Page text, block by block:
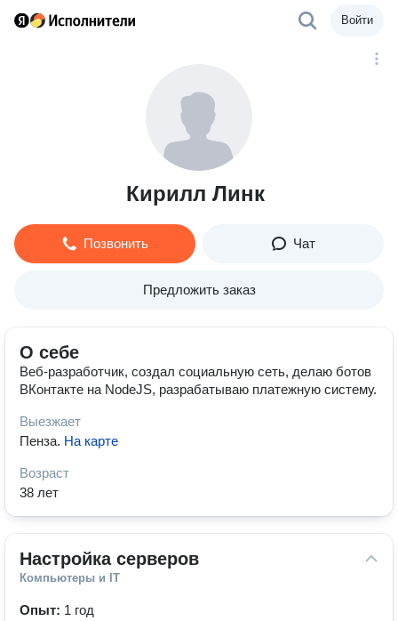
Войти
Кирилл Линк
Позвонить Чат
Предложить заказ
О себе
Веб-разработчик, создал социальную сеть, делаю ботов
ВКонтакте на NodeJS, разрабатываю платежную систему.
Выезжает
Пенза. На карте
Возраст
38 лет
Настройка серверов
Компьютеры и IT
Опыт: 1 год